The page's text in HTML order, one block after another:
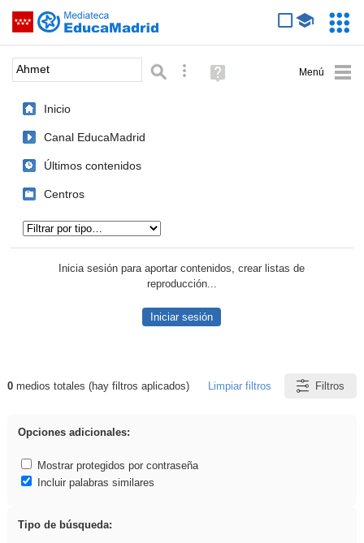
Saltar navegación
Palabra o frase: Búsqueda avanzada
Ayuda
(en
Inicio
Canal EducaMadrid
Últimos contenidos
Centros
Inicia sesión para aportar contenidos, crear listas de
reproducción...
Iniciar sesión
Resultados de: Ahmet
0medios totales (hay filtros aplicados) Limpiar filtros Filtros
Opciones adicionales:
Mostrar protegidos por contraseña
Incluir palabras similares
Tipo de búsqueda: